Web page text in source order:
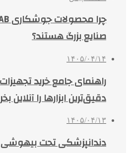
صنایع بزرگ هستند؟
۱۴۰۵/۰۴/۱۴
راهنمای جامع خرید
دقیق‌ترین ابزارها را آنلاین
۱۴۰۵/۰۴/۱۳
دندانپزشکی تحت بیهوشی